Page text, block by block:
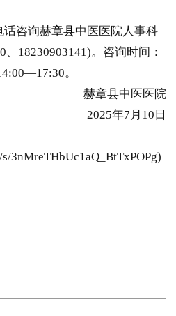
咨询赫章县中医医院人事科
18230903141)。咨询时间：
。
赫章县中医医院
2025年7月10日
3nMreTHbUc1aQ_BtTxPOPg)